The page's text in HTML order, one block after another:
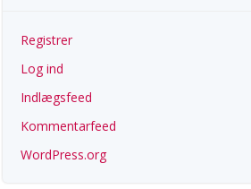
Registrer
Log ind
Indlægsfeed
Kommentarfeed
WordPress.org